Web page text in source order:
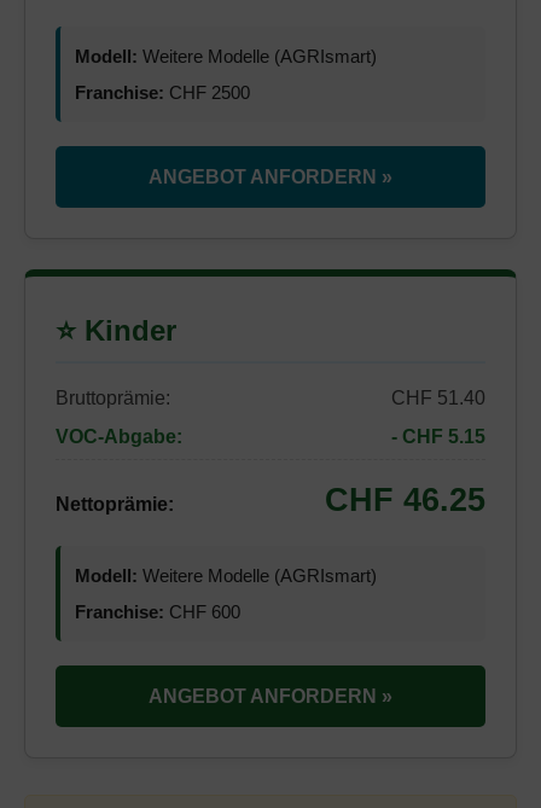
Modell: Weitere Modelle (AGRIsmart)
Franchise: CHF 2500
ANGEBOT ANFORDERN »
⭐ Kinder
Bruttoprämie:
CHF 51.40
VOC-Abgabe:
- CHF 5.15
Nettoprämie: CHF 46.25
Modell: Weitere Modelle (AGRIsmart)
Franchise: CHF 600
ANGEBOT ANFORDERN »